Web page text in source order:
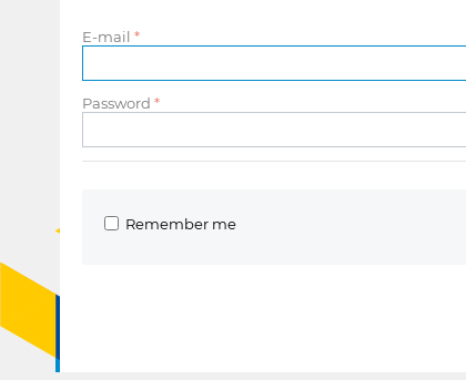
E-mail
Password
Remember me